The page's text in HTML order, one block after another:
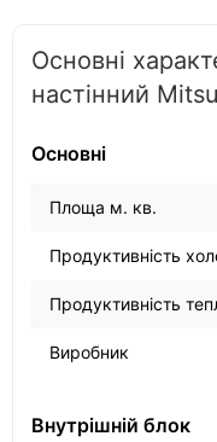
Основні
настінний
Основні
Площа м. кв.
Продуктивність
Продуктивність
Виробник
Внутрішній блок